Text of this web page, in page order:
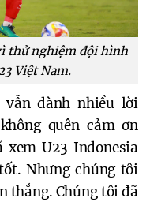
thử nghiệm đội hình
Việt Nam.
vẫn dành nhiều lời
quên cảm ơn
U23 Indonesia
Nhưng chúng tôi
thắng. Chúng tôi đã